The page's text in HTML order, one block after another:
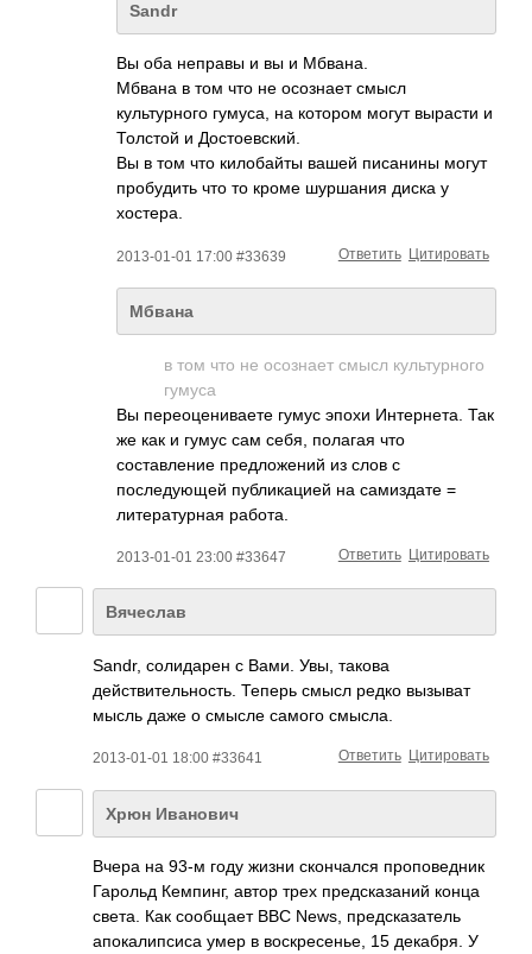
Sandr
Вы оба неправы и вы и Мбвана.
Мбвана в том что не осознает смысл
культурного гумуса, на котором могут вырасти и
Толстой и Достоевский.
Вы в том что килобайты вашей писанины могут
пробудить что то кроме шуршания диска у
хостера.
2013-01-01 17:00 #33639 Цитировать
Ответить
Мбвана
в том что не осознает смысл культурного
гумуса
Вы переоцениваете гумус эпохи Интернета. Так
же как и гумус сам себя, полагая что
составление предложений из слов с
последующей публикацией на самиздате =
литературная работа.
2013-01-01 23:00 #33647 Цитировать
Ответить
Вячеслав
Sandr, солидарен с Вами. Увы, такова
действительность­. Теперь смысл редко вызыват
мысль даже о смысле самого смысла.
2013-01-01 18:00 #33641 Цитировать
Ответить
Хрюн Иванович
Вчера на 93-м году жизни скончался проповедник
Гарольд Кемпинг, автор трех предсказаний конца
света. Как сообщает BBC News, предсказатель
апокалипсиса умер в воскресенье, 15 декабря. У